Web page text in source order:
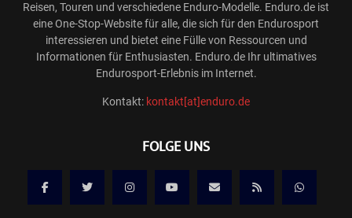
Reisen, Touren und verschiedene Enduro-Modelle. Enduro.de ist
eine One-Stop-Website für alle, die sich für den Endurosport
interessieren und bietet eine Fülle von Ressourcen und
Informationen für Enthusiasten. Enduro.de Ihr ultimatives
Endurosport-Erlebnis im Internet.
Kontakt: kontakt[at]enduro.de
FOLGE UNS